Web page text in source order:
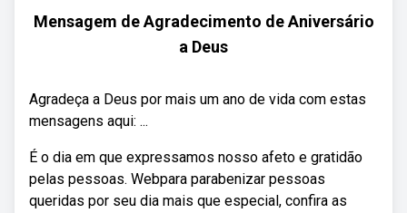
Mensagem de Agradecimento de Aniversário
a Deus
Agradeça a Deus por mais um ano de vida com estas
mensagens aqui: ...
É o dia em que expressamos nosso afeto e gratidão
pelas pessoas. Webpara parabenizar pessoas
queridas por seu dia mais que especial, confira as